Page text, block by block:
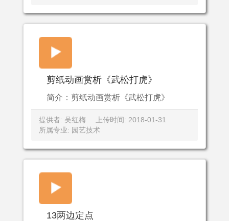
剪纸动画赏析《武松打虎》
简介：剪纸动画赏析《武松打虎》
提供者: 吴红梅
上传时间: 2018-01-31
所属专业: 园艺技术
13两边定点